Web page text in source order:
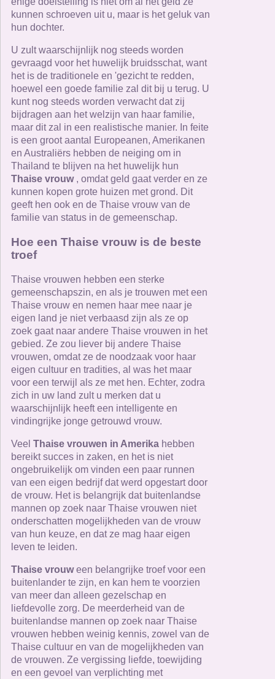
kunnen schroeven uit u, maar is het geluk van
hun dochter.
U zult waarschijnlijk nog steeds worden
gevraagd voor het huwelijk bruidsschat, want
het is de traditionele en 'gezicht te redden,
hoewel een goede familie zal dit bij u terug. U
kunt nog steeds worden verwacht dat zij
bijdragen aan het welzijn van haar familie,
maar dit zal in een realistische manier. In feite
is een groot aantal Europeanen, Amerikanen
en Australiërs hebben de neiging om in
Thailand te blijven na het huwelijk hun
Thaise vrouw , omdat geld gaat verder en ze
kunnen kopen grote huizen met grond. Dit
geeft hen ook en de Thaise vrouw van de
familie van status in de gemeenschap.
Hoe een Thaise vrouw is de beste
troef
Thaise vrouwen hebben een sterke
gemeenschapszin, en als je trouwen met een
Thaise vrouw en nemen haar mee naar je
eigen land je niet verbaasd zijn als ze op
zoek gaat naar andere Thaise vrouwen in het
gebied. Ze zou liever bij andere Thaise
vrouwen, omdat ze de noodzaak voor haar
eigen cultuur en tradities, al was het maar
voor een terwijl als ze met hen. Echter, zodra
zich in uw land zult u merken dat u
waarschijnlijk heeft een intelligente en
vindingrijke jonge getrouwd vrouw.
Veel Thaise vrouwen in Amerika hebben
bereikt succes in zaken, en het is niet
ongebruikelijk om vinden een paar runnen
van een eigen bedrijf dat werd opgestart door
de vrouw. Het is belangrijk dat buitenlandse
mannen op zoek naar Thaise vrouwen niet
onderschatten mogelijkheden van de vrouw
van hun keuze, en dat ze mag haar eigen
leven te leiden.
Thaise vrouween belangrijke troef voor een
buitenlander te zijn, en kan hem te voorzien
van meer dan alleen gezelschap en
liefdevolle zorg. De meerderheid van de
buitenlandse mannen op zoek naar Thaise
vrouwen hebben weinig kennis, zowel van de
Thaise cultuur en van de mogelijkheden van
de vrouwen. Ze vergissing liefde, toewijding
en een gevoel van verplichting met